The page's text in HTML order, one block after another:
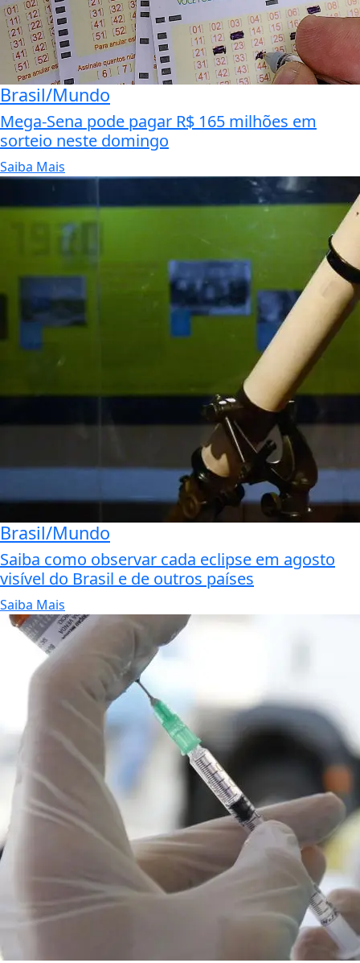
Brasil/Mundo
Mega-Sena pode pagar R$ 165 milhões em
sorteio neste domingo
Saiba Mais
Brasil/Mundo
Saiba como observar cada eclipse em agosto
visível do Brasil e de outros países
Saiba Mais